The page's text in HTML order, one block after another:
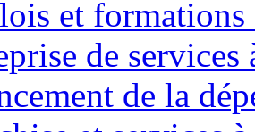
et formations
de services
de la